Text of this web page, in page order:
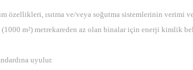
özellikleri, ısıtma ve/veya soğutma sistemlerinin verimi
m²) metrekareden az olan binalar için enerji kimlik
uyulur.